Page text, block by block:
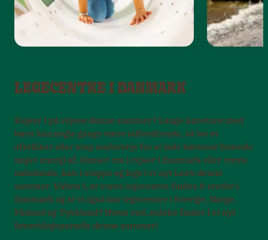
LEGECENTRE I DANMARK
Rejser I på vejene denne sommer? Lange køreture med
børn kan nogle gange være udfordrende, så lav et
afstikker eller stop undervejs for at lade børnene brænde
noget energi af. Uanset om I rejser i Danmark eller vores
nabolande, kan I stoppe og lege i et nyt Leo’s denne
sommer. Vidste I, at vores legecentre findes 6 steder i
Danmark og at vi også har legecentre i Sverige, Norge,
Finland og Tyskland? Hvem ved, måske finder I et nyt
favoritlegeparadis denne sommer!